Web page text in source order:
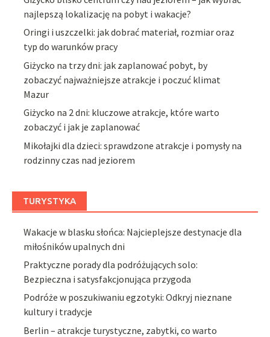
najlepszą lokalizację na pobyt i wakacje?
Oringi i uszczelki: jak dobrać materiał, rozmiar oraz
typ do warunków pracy
Giżycko na trzy dni: jak zaplanować pobyt, by
zobaczyć najważniejsze atrakcje i poczuć klimat
Mazur
Giżycko na 2 dni: kluczowe atrakcje, które warto
zobaczyć i jak je zaplanować
Mikołajki dla dzieci: sprawdzone atrakcje i pomysły na
rodzinny czas nad jeziorem
TURYSTYKA
Wakacje w blasku słońca: Najcieplejsze destynacje dla
miłośników upalnych dni
Praktyczne porady dla podróżujących solo:
Bezpieczna i satysfakcjonująca przygoda
Podróże w poszukiwaniu egzotyki: Odkryj nieznane
kultury i tradycje
Berlin – atrakcje turystyczne, zabytki, co warto